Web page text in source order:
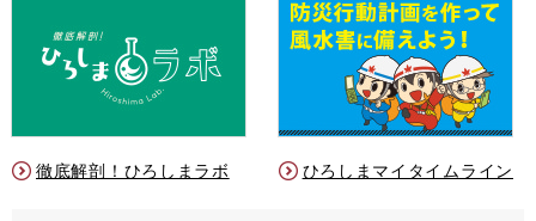
徹底解剖！ひろしまラボ ひろしまマイタイムライン